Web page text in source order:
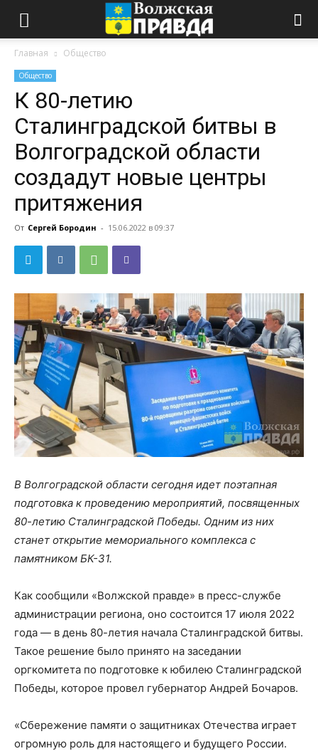
Главная Общество
Общество
К 80-летию
Сталинградской битвы в
Волгоградской области
создадут новые центры
притяжения
От Сергей Бородин - 15.06.2022 в 09:37
В Волгоградской области сегодня идет поэтапная
подготовка к проведению мероприятий, посвященных
80-летию Сталинградской Победы. Одним из них
станет открытие мемориального комплекса с
памятником БК-31.
Как сообщили «Волжской правде» в пресс-службе
администрации региона, оно состоится 17 июля 2022
года — в день 80-летия начала Сталинградской битвы.
Такое решение было принято на заседании
оргкомитета по подготовке к юбилею Сталинградской
Победы, которое провел губернатор Андрей Бочаров.
«Cбережение памяти о защитниках Отечества играет
огромную роль для настоящего и будущего России.